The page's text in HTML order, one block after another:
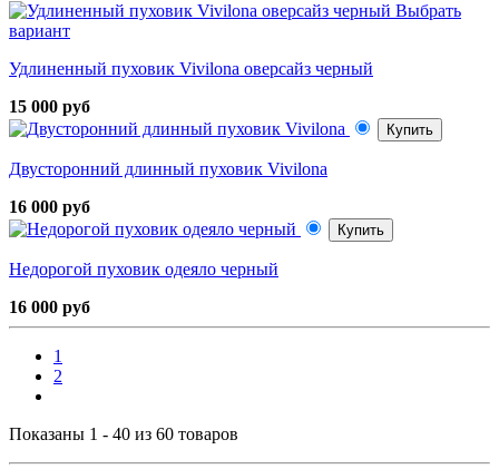
Выбрать
вариант
Удлиненный пуховик Vivilona оверсайз черный
15 000 руб
Купить
Двусторонний длинный пуховик Vivilona
16 000 руб
Купить
Недорогой пуховик одеяло черный
16 000 руб
1
2
Показаны 1 - 40 из 60 товаров